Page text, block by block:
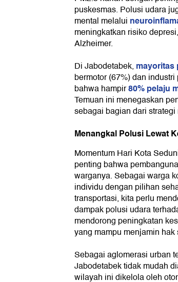
puskesmas. Polusi udara
mental melalui
meningkatkan risiko
Alzheimer.
Di Jabodetabek, mayoritas
bermotor (67%) dan
bahwa hampir80% pelaju
Temuan ini menegaskan
sebagai bagian dari
Menangkal Polusi Lewat
Momentum Hari Kota
penting bahwa
warganya. Sebagai warga
individu dengan pilihan
transportasi, kita perlu
dampak polusi udara
mendorong peningkatan
yang mampu menjamin
Sebagai aglomerasi urban
Jabodetabek tidak mudah
wilayah ini dikelola oleh